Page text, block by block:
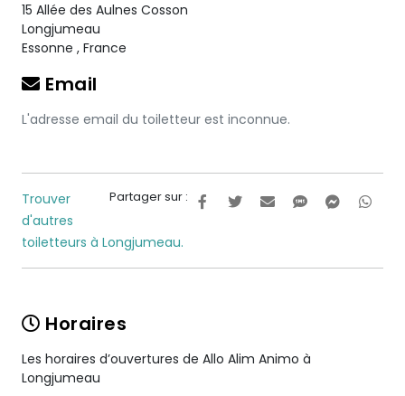
15 Allée des Aulnes Cosson
Longjumeau
Essonne , France
Email
L'adresse email du toiletteur est inconnue.
Partager sur :
Trouver
d'autres
toiletteurs à Longjumeau.
Horaires
Les horaires d’ouvertures de Allo Alim Animo à
Longjumeau